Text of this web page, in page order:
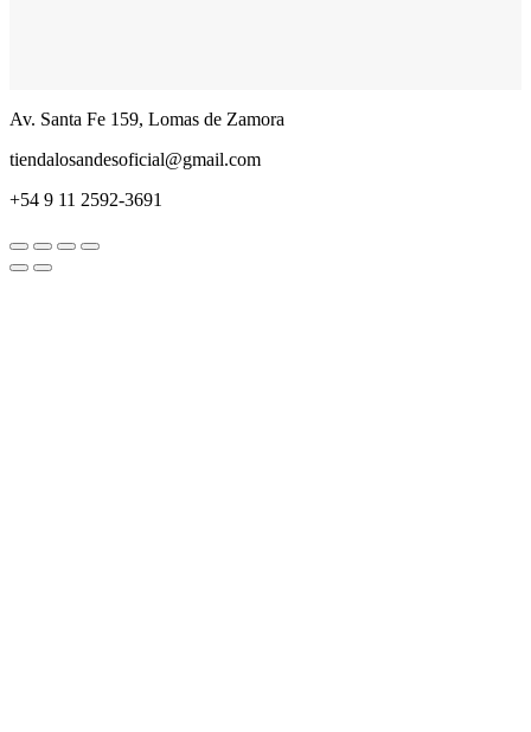
Av. Santa Fe 159, Lomas de Zamora
tiendalosandesoficial@gmail.com
+54 9 11 2592-3691